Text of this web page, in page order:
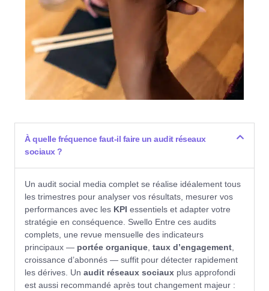
À quelle fréquence faut-il faire un audit réseaux
sociaux ?
Un audit social media complet se réalise idéalement tous
les trimestres pour analyser vos résultats, mesurer vos
performances avec les KPI essentiels et adapter votre
stratégie en conséquence. Swello Entre ces audits
complets, une revue mensuelle des indicateurs
principaux — portée organique, taux d’engagement,
croissance d’abonnés — suffit pour détecter rapidement
les dérives. Un audit réseaux sociaux plus approfondi
est aussi recommandé après tout changement majeur :